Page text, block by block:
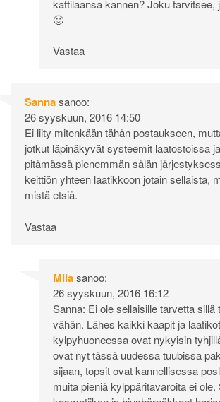
kattilaansa kannen? Joku tarvitsee,
🙂
Vastaa
Sannasanoo:
26 syyskuun, 2016 14:50
Ei liity mitenkään tähän postaukseen,
jotkut läpinäkyvät systeemit laatostoissa
pitämässä pienemmän sälän
keittiön yhteen laatikkoon jotain sellaista,
mistä etsiä.
Vastaa
Miiasanoo:
26 syyskuun, 2016 16:12
Sanna: Ei ole sellaisille tarvetta sillä
vähän. Lähes kaikki kaapit ja laatikot
kylpyhuoneessa ovat nykyisin
ovat nyt tässä uudessa tuubissa
sijaan, topsit ovat kannellisessa
muita pieniä kylppäritavaroita ei ole.